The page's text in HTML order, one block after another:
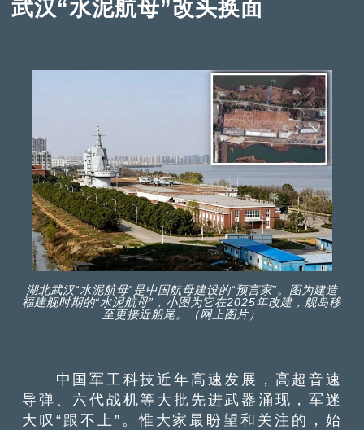
武汉“水泥航母”改头换面
湖北武汉“水泥航母”是中国航母建设的“预言家”。图为建造
福建舰时期的“水泥航母”，小图为它在2025年改建，舰岛移
至更接近船尾。（网上图片）
中国军工科技近年高速发展，高超音速
导弹、六代战机等大批先进武器涌现，军迷
大叹“跟不上”。惟大家最盼望和关注的，始